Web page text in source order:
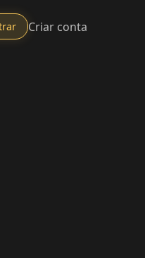
Criar conta